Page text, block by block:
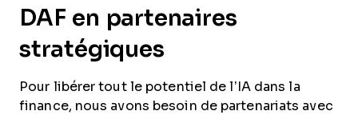
DAF en partenaires
stratégiques
Pour libérer tout le potentiel de l’IA dans la
finance, nous avons besoin de partenariats avec